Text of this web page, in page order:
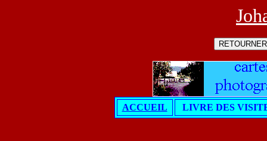
ACCUEIL LIVRE DES